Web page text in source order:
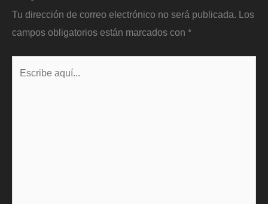
Tu dirección de correo electrónico no será publicada.
Los
campos obligatorios están marcados con *